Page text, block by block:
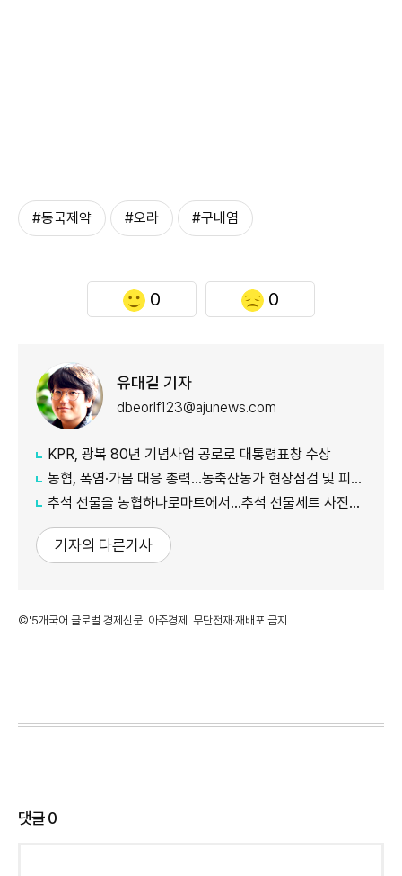
#동국제약 #오라 #구내염
0 0
유대길 기자
dbeorlf123@ajunews.com
KPR, 광복 80년 기념사업 공로로 대통령표창 수상
농협, 폭염·가뭄 대응 총력...농축산농가 현장점검 및 피해 예방 강화
추석 선물을 농협하나로마트에서…추석 선물세트 사전예약 실시
기자의 다른기사
©'5개국어 글로벌 경제신문' 아주경제. 무단전재·재배포 금지
댓글0